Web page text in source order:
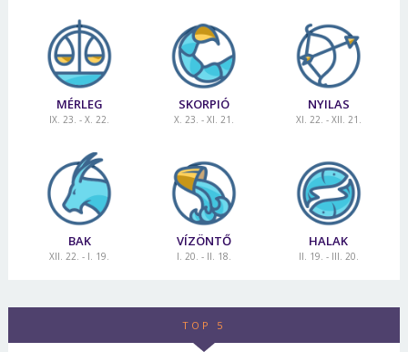
MÉRLEG
IX. 23. - X. 22.
SKORPIÓ
X. 23. - XI. 21.
NYILAS
XI. 22. - XII. 21.
BAK
XII. 22. - I. 19.
VÍZÖNTŐ
I. 20. - II. 18.
HALAK
II. 19. - III. 20.
TOP 5